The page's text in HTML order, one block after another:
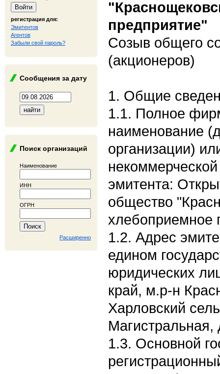
регистрация для:
Эмитентов
Агентов
Забыли свой пароль?
Сообщения за дату
Поиск организаций
Наименование
ИНН
ОГРН
Расширенно
предприятие"
Созыв общего
(акционеров)
1. Общие
1.1. Полное
наименование
организации)
эмитента:
общество
хлебоприемное
1.2. Адрес
едином
юридических
край, м.р-н
Харловский
Магистральная,
1.3. Основной